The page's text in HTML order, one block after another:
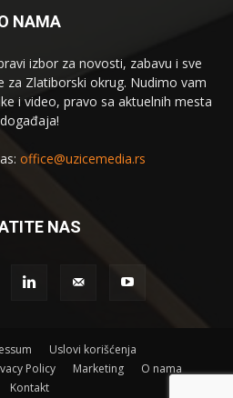
NAMA
izbor za novosti, zabavu i sve
za Zlatiborski okrug. Nudimo vam
i video, pravo sa aktuelnih mesta
događaja!
office@uzicemedia.rs
NAS
Uslovi korišćenja
Policy
Marketing
O nama
Kontakt